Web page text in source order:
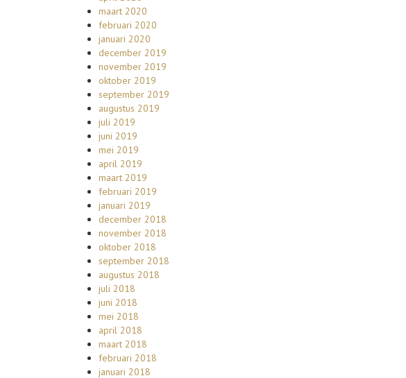
maart 2020
februari 2020
januari 2020
december 2019
november 2019
oktober 2019
september 2019
augustus 2019
juli 2019
juni 2019
mei 2019
april 2019
maart 2019
februari 2019
januari 2019
december 2018
november 2018
oktober 2018
september 2018
augustus 2018
juli 2018
juni 2018
mei 2018
april 2018
maart 2018
februari 2018
januari 2018